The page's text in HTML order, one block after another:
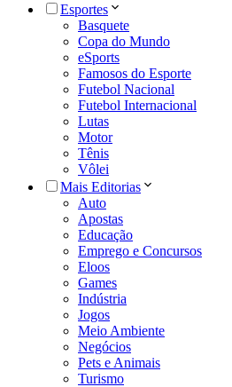
Esportes
Basquete
Copa do Mundo
eSports
Famosos do Esporte
Futebol Nacional
Futebol Internacional
Lutas
Motor
Tênis
Vôlei
Mais Editorias
Auto
Apostas
Educação
Emprego e Concursos
Eloos
Games
Indústria
Jogos
Meio Ambiente
Negócios
Pets e Animais
Turismo